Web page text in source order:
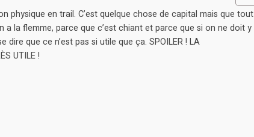
physique en trail. C’est quelque chose de capital mais que tout
a la flemme, parce que c’est chiant et parce que si on ne doit y
que ce n’est pas si utile que ça. SPOILER ! LA
UTILE !